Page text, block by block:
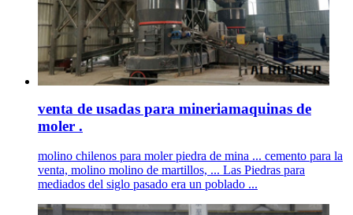
venta de usadas para mineriamaquinas de
moler .
molino chilenos para moler piedra de mina ... cemento para la
venta, molino molino de martillos, ... Las Piedras para
mediados del siglo pasado era un poblado ...